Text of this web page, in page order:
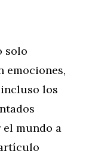
solo
emociones,
los
mundo a